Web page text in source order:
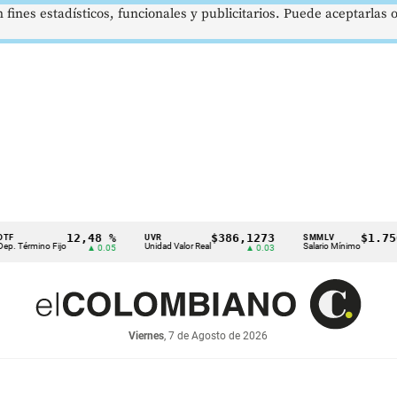
Fijo
12,48 %
▲ 0.05
UVR
Unidad Valor Real
$386,1273
▲ 0.03
SMMLV
Salario Mínimo
$1.750.905
Viernes, 7 de Agosto de 2026
estadísticos, funcionales y publicitarios. Puede aceptarlas